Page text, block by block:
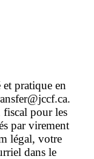
pratique en
fiscal pour les
par virement
légal, votre
dans le